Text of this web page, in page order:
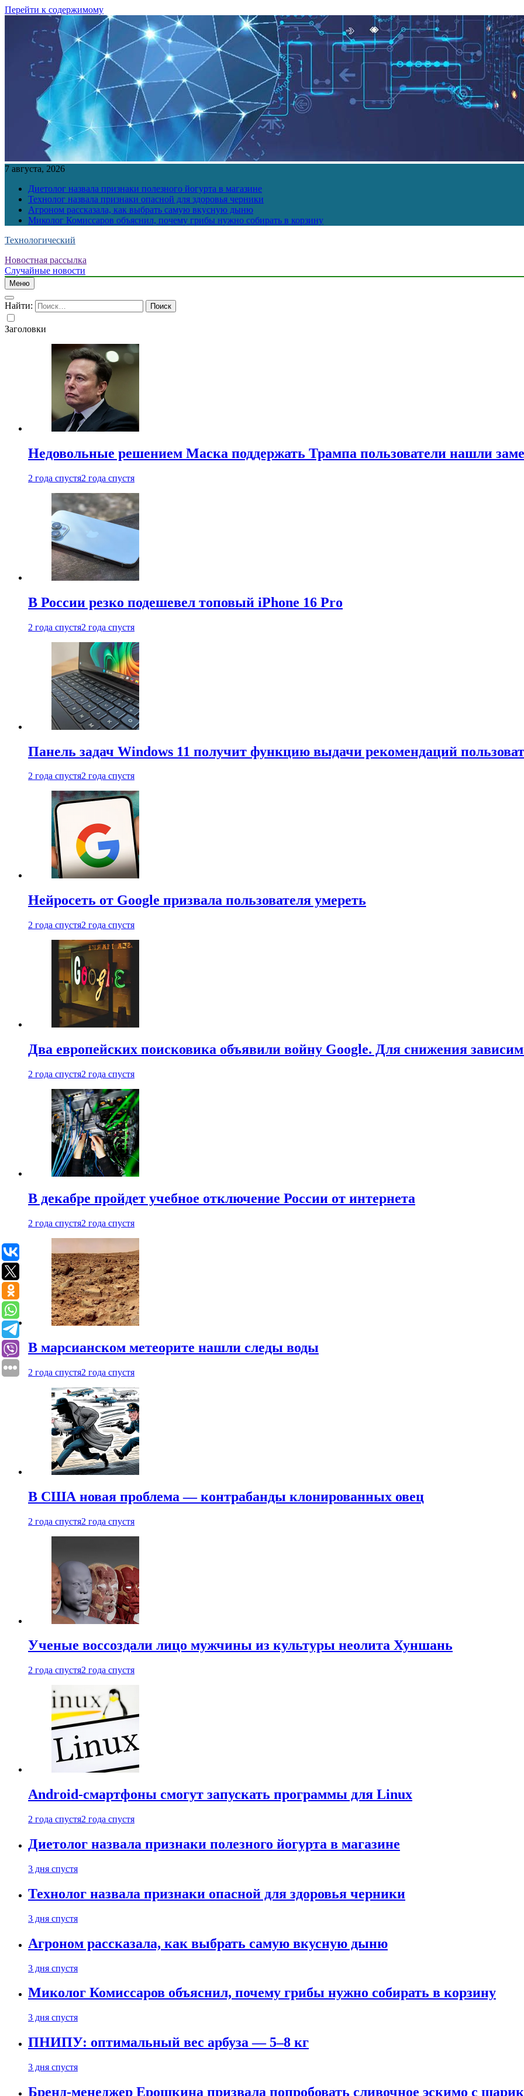
Перейти к содержимому
7 августа, 2026
Диетолог назвала признаки полезного йогурта в магазине
Технолог назвала признаки опасной для здоровья черники
Агроном рассказала, как выбрать самую вкусную дыню
Миколог Комиссаров объяснил, почему грибы нужно собирать в корзину
Технологический
Новостная рассылка
Случайные новости
Меню
Найти:
Заголовки
Недовольные решением Маска поддержать Трампа пользователи нашли
2 года спустя2 года спустя
В России резко подешевел топовый iPhone 16 Pro
2 года спустя2 года спустя
Панель задач Windows 11 получит функцию выдачи рекомендаций
2 года спустя2 года спустя
Нейросеть от Google призвала пользователя умереть
2 года спустя2 года спустя
Два европейских поисковика объявили войну Google. Для снижения
2 года спустя2 года спустя
В декабре пройдет учебное отключение России от интернета
2 года спустя2 года спустя
В марсианском метеорите нашли следы воды
2 года спустя2 года спустя
В США новая проблема — контрабанды клонированных овец
2 года спустя2 года спустя
Ученые воссоздали лицо мужчины из культуры неолита Хуншань
2 года спустя2 года спустя
Android-смартфоны смогут запускать программы для Linux
2 года спустя2 года спустя
Диетолог назвала признаки полезного йогурта в магазине
3 дня спустя
Технолог назвала признаки опасной для здоровья черники
3 дня спустя
Агроном рассказала, как выбрать самую вкусную дыню
3 дня спустя
Миколог Комиссаров объяснил, почему грибы нужно собирать в корзину
3 дня спустя
ПНИПУ: оптимальный вес арбуза — 5–8 кг
3 дня спустя
Бренд-менеджер Ерошкина призвала попробовать сливочное эскимо с